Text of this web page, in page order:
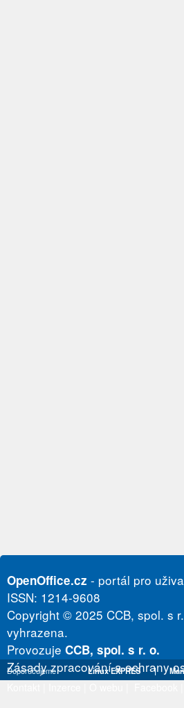
OpenOffice.cz - portál pro
ISSN: 1214-9608
Copyright © 2025 CCB, spol. s
vyhrazena.
Provozuje CCB, spol. s r. o.
Zásady zpracování a ochrany
Doporučujeme Linux EXPRES |